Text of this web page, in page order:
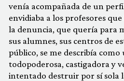
venía acompañada de un
envidiaba a los profesores
la denuncia, que quería para
sus alumnes, sus centros de
público, se me describía como
todopoderosa, castigadora y
intentado destruir por sí sola